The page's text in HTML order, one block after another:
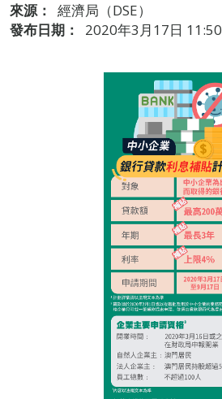
來源：
經濟局（DSE）
發布日期：
2020年3月17日 11:50